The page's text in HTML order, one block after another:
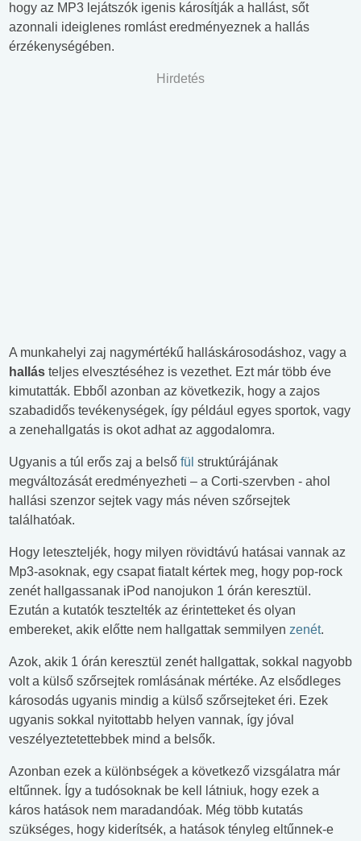
hogy az MP3 lejátszók igenis károsítják a hallást, sőt
azonnali ideiglenes romlást eredményeznek a hallás
érzékenységében.
Hirdetés
A munkahelyi zaj nagymértékű halláskárosodáshoz, vagy a
hallás teljes elvesztéséhez is vezethet. Ezt már több éve
kimutatták. Ebből azonban az következik, hogy a zajos
szabadidős tevékenységek, így például egyes sportok, vagy
a zenehallgatás is okot adhat az aggodalomra.
Ugyanis a túl erős zaj a belső fül struktúrájának
megváltozását eredményezheti – a Corti-szervben - ahol
hallási szenzor sejtek vagy más néven szőrsejtek
találhatóak.
Hogy leteszteljék, hogy milyen rövidtávú hatásai vannak az
Mp3-asoknak, egy csapat fiatalt kértek meg, hogy pop-rock
zenét hallgassanak iPod nanojukon 1 órán keresztül.
Ezután a kutatók tesztelték az érintetteket és olyan
embereket, akik előtte nem hallgattak semmilyen zenét.
Azok, akik 1 órán keresztül zenét hallgattak, sokkal nagyobb
volt a külső szőrsejtek romlásának mértéke. Az elsődleges
károsodás ugyanis mindig a külső szőrsejteket éri. Ezek
ugyanis sokkal nyitottabb helyen vannak, így jóval
veszélyeztetettebbek mind a belsők.
Azonban ezek a különbségek a következő vizsgálatra már
eltűnnek. Így a tudósoknak be kell látniuk, hogy ezek a
káros hatások nem maradandóak. Még több kutatás
szükséges, hogy kiderítsék, a hatások tényleg eltűnnek-e